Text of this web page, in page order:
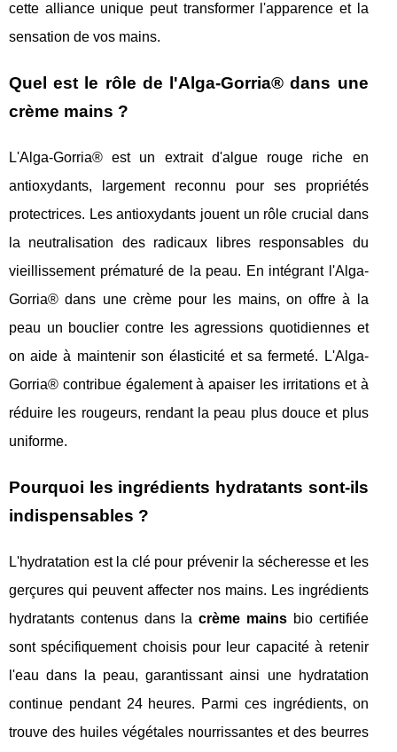
cette alliance unique peut transformer l'apparence et la
sensation de vos mains.
Quel est le rôle de l'Alga-Gorria® dans une
crème mains ?
L'Alga-Gorria® est un extrait d'algue rouge riche en
antioxydants, largement reconnu pour ses propriétés
protectrices. Les antioxydants jouent un rôle crucial dans
la neutralisation des radicaux libres responsables du
vieillissement prématuré de la peau. En intégrant l'Alga-
Gorria® dans une crème pour les mains, on offre à la
peau un bouclier contre les agressions quotidiennes et
on aide à maintenir son élasticité et sa fermeté. L'Alga-
Gorria® contribue également à apaiser les irritations et à
réduire les rougeurs, rendant la peau plus douce et plus
uniforme.
Pourquoi les ingrédients hydratants sont-ils
indispensables ?
L'hydratation est la clé pour prévenir la sécheresse et les
gerçures qui peuvent affecter nos mains. Les ingrédients
hydratants contenus dans lacrème mains bio certifiée
sont spécifiquement choisis pour leur capacité à retenir
l'eau dans la peau, garantissant ainsi une hydratation
continue pendant 24 heures. Parmi ces ingrédients, on
trouve des huiles végétales nourrissantes et des beurres